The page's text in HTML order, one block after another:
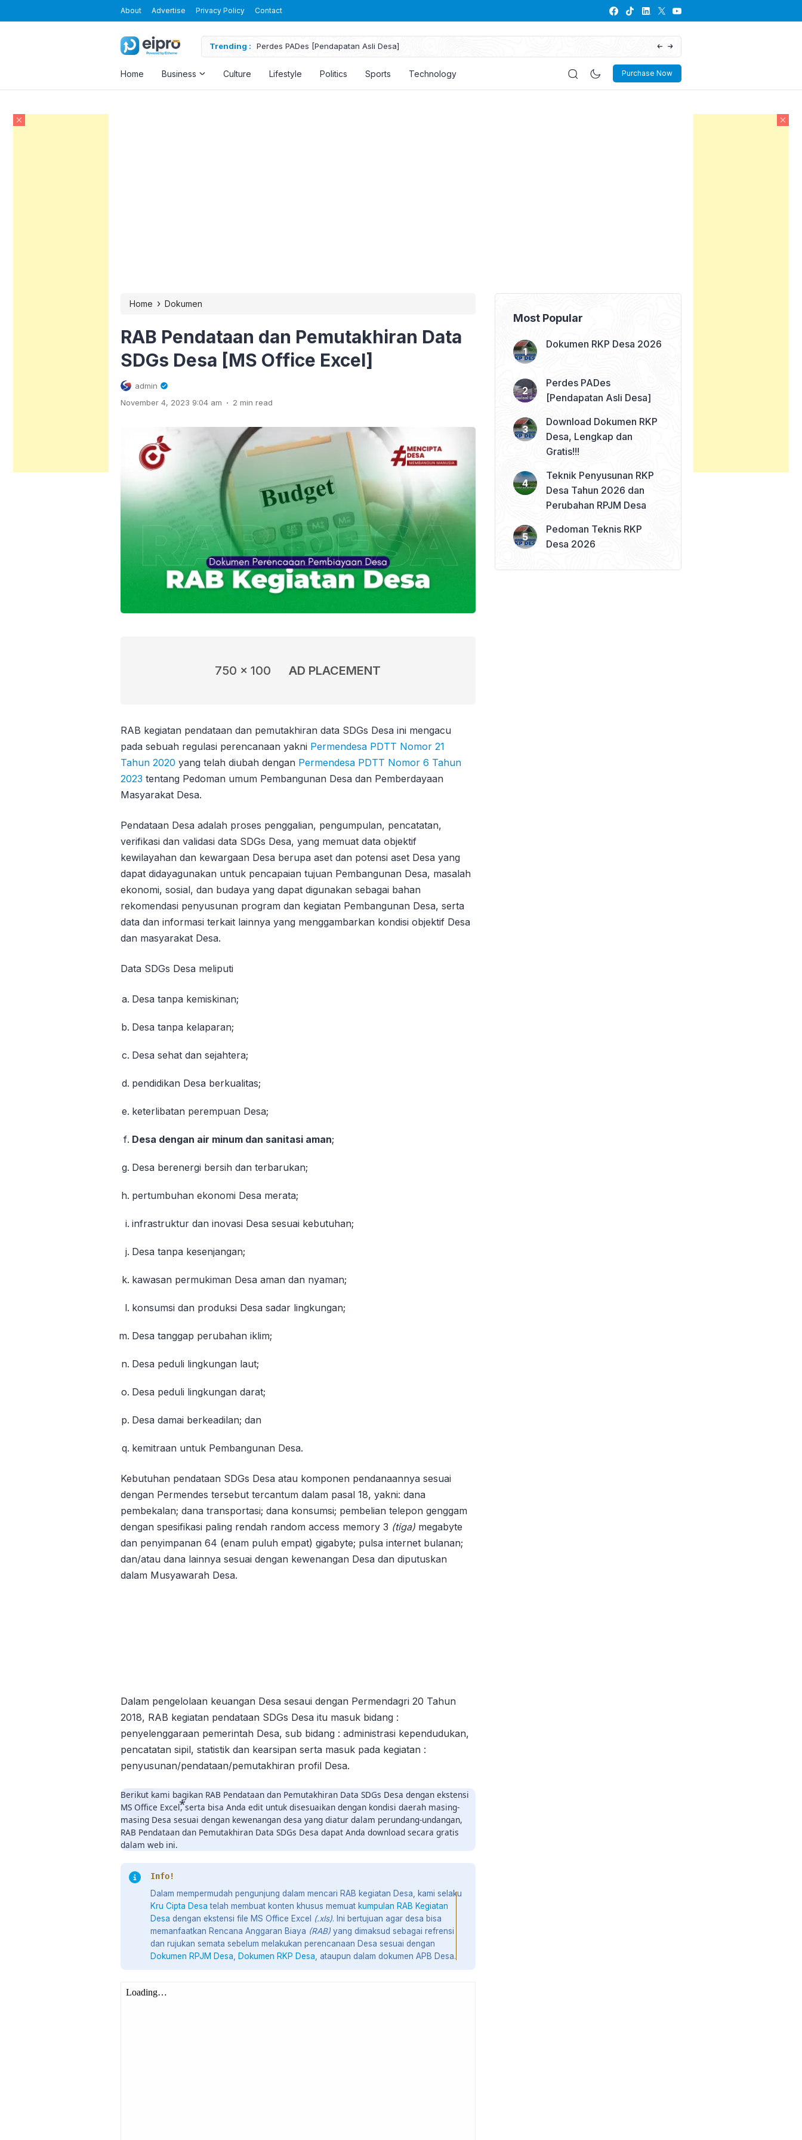
About Advertise Privacy Policy Contact
Trending : Perdes PADes [Pendapatan Asli Desa] Download Dokumen RKP Desa, Lengkap
Purchase Now
Home Business Culture Lifestyle Politics Sports Technology
Home › Dokumen
RAB Pendataan dan Pemutakhiran Data
SDGs Desa [MS Office Excel]
admin
November 4, 2023 9:04 am . 2 min read
750 x 100 AD PLACEMENT
RAB kegiatan pendataan dan pemutakhiran data SDGs Desa ini mengacu
pada sebuah regulasi perencanaan yakni Permendesa PDTT Nomor 21
Tahun 2020 yang telah diubah dengan Permendesa PDTT Nomor 6 Tahun
2023 tentang Pedoman umum Pembangunan Desa dan Pemberdayaan
Masyarakat Desa.
Pendataan Desa adalah proses penggalian, pengumpulan, pencatatan,
verifikasi dan validasi data SDGs Desa, yang memuat data objektif
kewilayahan dan kewargaan Desa berupa aset dan potensi aset Desa yang
dapat didayagunakan untuk pencapaian tujuan Pembangunan Desa, masalah
ekonomi, sosial, dan budaya yang dapat digunakan sebagai bahan
rekomendasi penyusunan program dan kegiatan Pembangunan Desa, serta
data dan informasi terkait lainnya yang menggambarkan kondisi objektif Desa
dan masyarakat Desa.
Data SDGs Desa meliputi
Desa tanpa kemiskinan;
Desa tanpa kelaparan;
Desa sehat dan sejahtera;
pendidikan Desa berkualitas;
keterlibatan perempuan Desa;
Desa dengan air minum dan sanitasi aman;
Desa berenergi bersih dan terbarukan;
pertumbuhan ekonomi Desa merata;
infrastruktur dan inovasi Desa sesuai kebutuhan;
Desa tanpa kesenjangan;
kawasan permukiman Desa aman dan nyaman;
konsumsi dan produksi Desa sadar lingkungan;
Desa tanggap perubahan iklim;
Desa peduli lingkungan laut;
Desa peduli lingkungan darat;
Desa damai berkeadilan; dan
kemitraan untuk Pembangunan Desa.
Kebutuhan pendataan SDGs Desa atau komponen pendanaannya sesuai
dengan Permendes tersebut tercantum dalam pasal 18, yakni: dana
pembekalan; dana transportasi; dana konsumsi; pembelian telepon genggam
dengan spesifikasi paling rendah random access memory 3 (tiga) megabyte
dan penyimpanan 64 (enam puluh empat) gigabyte; pulsa internet bulanan;
dan/atau dana lainnya sesuai dengan kewenangan Desa dan diputuskan
dalam Musyawarah Desa.
Dalam pengelolaan keuangan Desa sesaui dengan Permendagri 20 Tahun
2018, RAB kegiatan pendataan SDGs Desa itu masuk bidang :
penyelenggaraan pemerintah Desa, sub bidang : administrasi kependudukan,
pencatatan sipil, statistik dan kearsipan serta masuk pada kegiatan :
penyusunan/pendataan/pemutakhiran profil Desa.
Berikut kami bagikan RAB Pendataan dan Pemutakhiran Data SDGs Desa dengan ekstensi
MS Office Excel, serta bisa Anda edit untuk disesuaikan dengan kondisi daerah masing-
masing Desa sesuai dengan kewenangan desa yang diatur dalam perundang-undangan,
RAB Pendataan dan Pemutakhiran Data SDGs Desa dapat Anda download secara gratis
dalam web ini.
Info!
Dalam mempermudah pengunjung dalam mencari RAB kegiatan Desa, kami selaku
Kru Cipta Desa telah membuat konten khusus memuat kumpulan RAB Kegiatan
Desa dengan ekstensi file MS Office Excel (.xls). Ini bertujuan agar desa bisa
memanfaatkan Rencana Anggaran Biaya (RAB) yang dimaksud sebagai refrensi
dan rujukan semata sebelum melakukan perencanaan Desa sesuai dengan
Dokumen RPJM Desa, Dokumen RKP Desa, ataupun dalam dokumen APB Desa.
Most Popular
Dokumen RKP Desa 2026
Perdes PADes
[Pendapatan Asli Desa]
Download Dokumen RKP
Desa, Lengkap dan
Gratis!!!
Teknik Penyusunan RKP
Desa Tahun 2026 dan
Perubahan RPJM Desa
Pedoman Teknis RKP
Desa 2026